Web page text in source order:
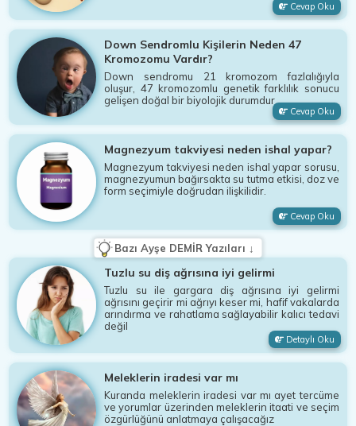
Cevap Oku
Down Sendromlu Kişilerin Neden 47
Kromozomu Vardır?
Down sendromu 21 kromozom fazlalığıyla
oluşur, 47 kromozomlu genetik farklılık sonucu
gelişen doğal bir biyolojik durumdur.
Cevap Oku
Magnezyum takviyesi neden ishal yapar?
Magnezyum takviyesi neden ishal yapar sorusu,
magnezyumun bağırsakta su tutma etkisi, doz ve
form seçimiyle doğrudan ilişkilidir.
Cevap Oku
Bazı Ayşe DEMİR Yazıları ↓
Tuzlu su diş ağrısına iyi gelirmi
Tuzlu su ile gargara diş ağrısına iyi gelirmi
ağrısını geçirir mi ağrıyı keser mi, hafif vakalarda
arındırma ve rahatlama sağlayabilir kalıcı tedavi
değil
Detaylı Oku
Meleklerin iradesi var mı
Kuranda meleklerin iradesi var mı ayet tercüme
ve yorumlar üzerinden meleklerin itaati ve seçim
özgürlüğünü anlatmaya çalışacağız